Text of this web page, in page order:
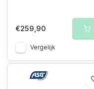
€259,90
Vergelijk